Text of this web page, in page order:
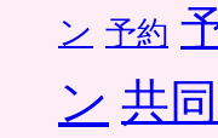
ン 予約
ン 共